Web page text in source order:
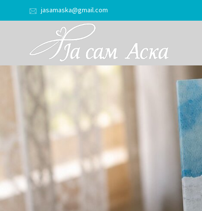
jasamaska@gmail.com